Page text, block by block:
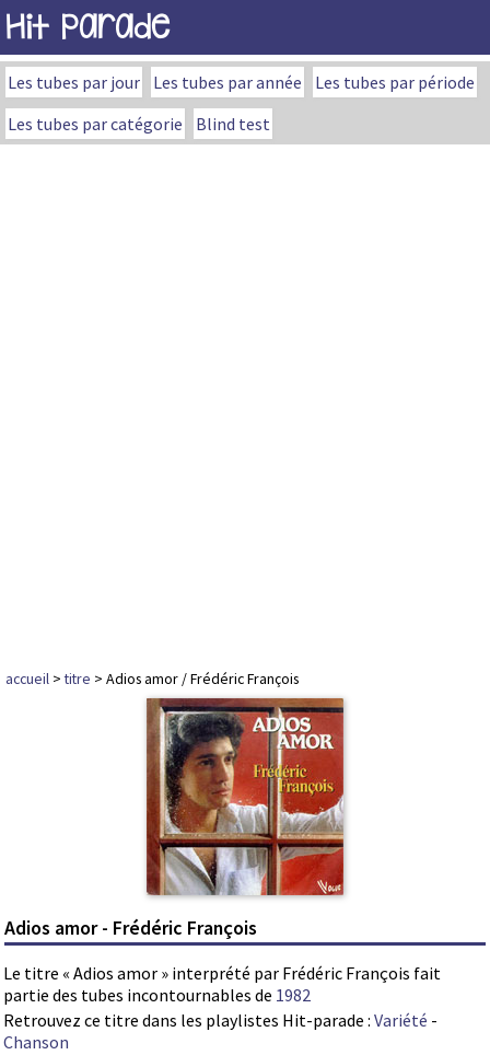
Hit Parade
Les tubes par jour Les tubes par année
Les tubes par période
Les tubes par catégorie
Blind test
accueil >titre > Adios amor / Frédéric François
Adios amor - Frédéric François
Le titre « Adios amor » interprété par Frédéric François fait
partie des tubes incontournables de 1982
Retrouvez ce titre dans les playlistes Hit-parade : Variété -
Chanson